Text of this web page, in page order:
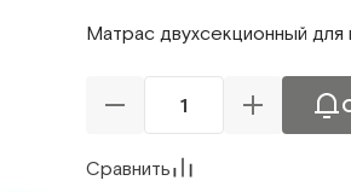
Матрас двухсекционный для
Сравнить